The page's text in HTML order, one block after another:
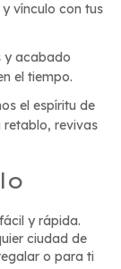
vínculo con tus
y acabado
el tiempo.
el espíritu de
retablo, revivas
y rápida.
ciudad de
o para ti